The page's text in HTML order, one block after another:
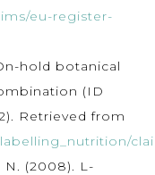
eu-register-
hold botanical
(ID
Retrieved from
N. (2008). L-